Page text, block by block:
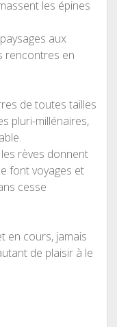
les épines
aux
rencontres en
de toutes tailles
pluri-millénaires,
rèves donnent
font voyages et
cesse
en cours, jamais
de plaisir à le